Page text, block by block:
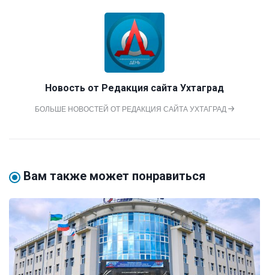
Новость от Редакция сайта Ухтаград
БОЛЬШЕ НОВОСТЕЙ ОТ РЕДАКЦИЯ САЙТА УХТАГРАД
Вам также может понравиться